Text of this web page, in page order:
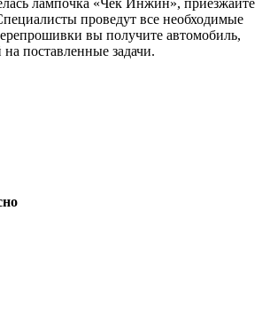
проведут все необходимые
вы получите автомобиль,
поставленные задачи.